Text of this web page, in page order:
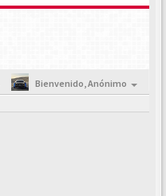
Bienvenido,Anónimo